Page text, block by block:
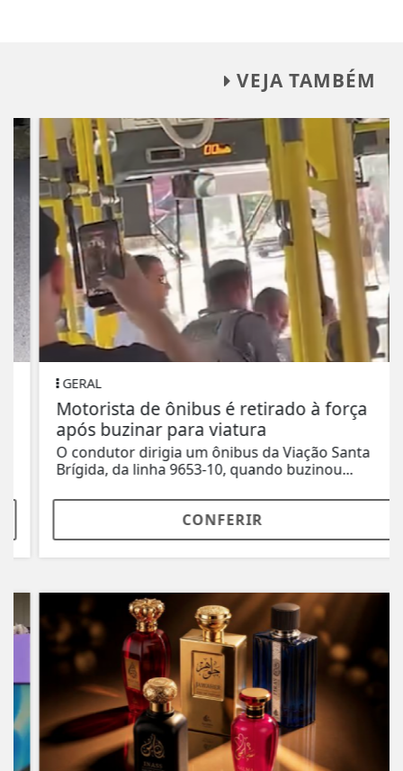
VEJA TAMBÉM
GERAL
Motorista de ônibus é retirado à força
após buzinar para viatura
O condutor dirigia um ônibus da Viação Santa
Brígida, da linha 9653-10, quando buzinou...
CONFERIR